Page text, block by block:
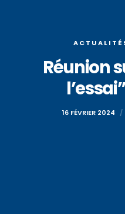
Réunion
16 FÉVRIER 2024